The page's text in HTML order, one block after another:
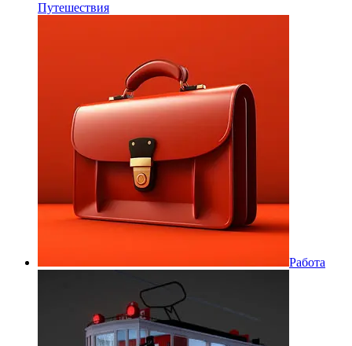
Путешествия
Работа